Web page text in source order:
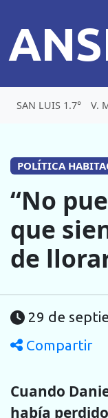
SAN LUIS 1.7° V.
POLÍTICA
“No
que
de
29 de
Compartir
Cuando
había